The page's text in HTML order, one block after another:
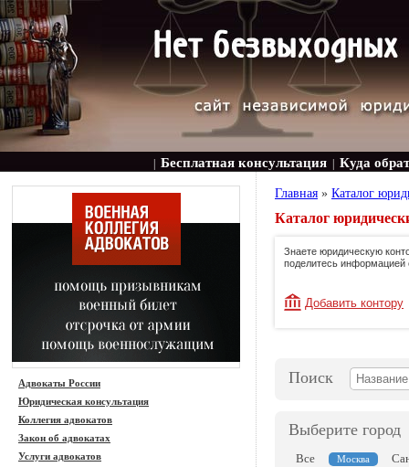
Бесплатная консультация Куда
Адвокаты России
Юридическая консультация
Коллегия адвокатов
Закон об адвокатах
Услуги адвокатов
Главная » Каталог
Каталог
Знаете юридическую
поделитесь информацией
Добавить контору
Поиск
Выберите город
Все Москва